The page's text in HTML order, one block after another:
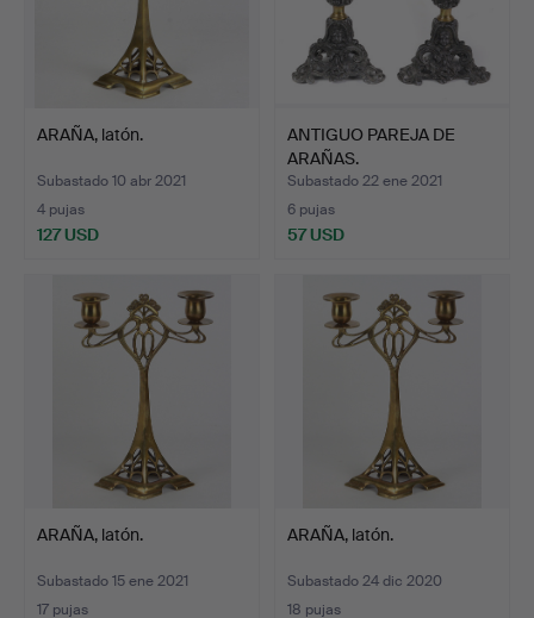
ARAÑA, latón.
Subastado 10 abr 2021
4 pujas
127 USD
ANTIGUO PAREJA DE
ARAÑAS.
Subastado 22 ene 2021
6 pujas
57 USD
ARAÑA, latón.
Subastado 15 ene 2021
17 pujas
ARAÑA, latón.
Subastado 24 dic 2020
18 pujas